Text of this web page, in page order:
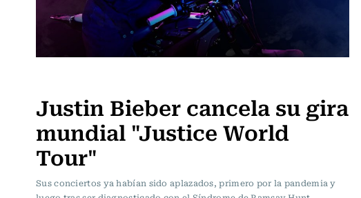
Justin Bieber cancela su gira
mundial "Justice World
Tour"
Sus conciertos ya habían sido aplazados, primero por la pandemia y